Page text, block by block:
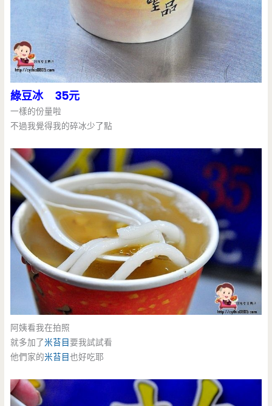
綠豆冰 35元
一樣的份量啦
不過我覺得我的碎冰少了點
阿姨看我在拍照
就多加了米苔目要我試試看
他們家的米苔目也好吃耶